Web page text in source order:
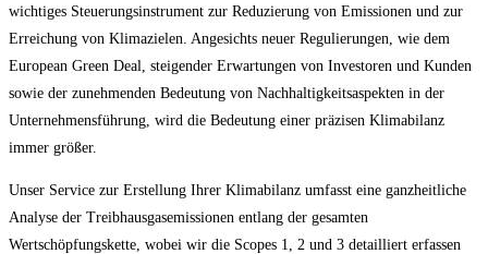
wichtiges Steuerungsinstrument zur Reduzierung von Emissionen und zur
Erreichung von Klimazielen. Angesichts neuer Regulierungen, wie dem
European Green Deal, steigender Erwartungen von Investoren und Kunden
sowie der zunehmenden Bedeutung von Nachhaltigkeitsaspekten in der
Unternehmensführung, wird die Bedeutung einer präzisen Klimabilanz
immer größer.
Unser Service zur Erstellung Ihrer Klimabilanz umfasst eine ganzheitliche
Analyse der Treibhausgasemissionen entlang der gesamten
Wertschöpfungskette, wobei wir die Scopes 1, 2 und 3 detailliert erfassen